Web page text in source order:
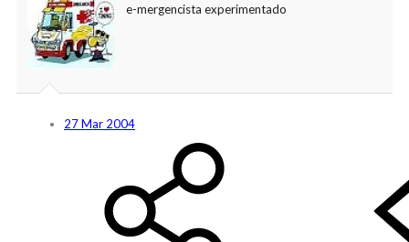
e-mergencista experimentado
27 Mar 2004